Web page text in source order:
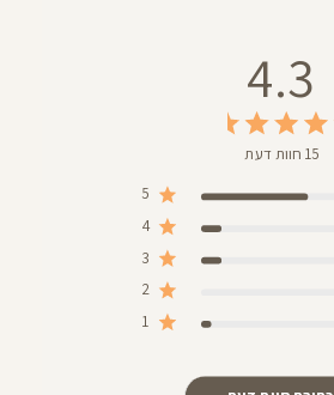
4.3
15 חוות דעת
5
4
3
2
1